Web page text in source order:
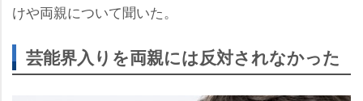
けや両親について聞いた。
芸能界入りを両親には反対されなかった